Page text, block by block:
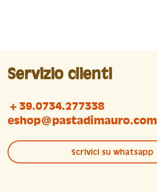
Servizio clienti
+39.0734.277338
eshop@pastadimauro.com
Scrivici su whatsapp